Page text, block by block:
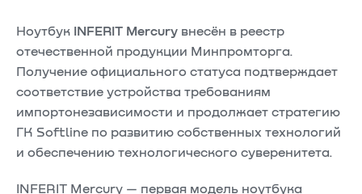
Документы
Ноутбук INFERIT Mercury внесён в реестр
отечественной продукции Минпромторга.
Получение официального статуса подтверждает
соответствие устройства требованиям
импортонезависимости и продолжает стратегию
ГК Softline по развитию собственных технологий
и обеспечению технологического суверенитета.
INFERIT Mercury — первая модель ноутбука